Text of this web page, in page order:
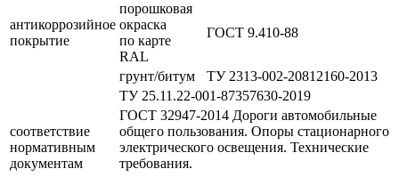
антикоррозийное
покрытие
порошковая
окраска
по карте
RAL
ГОСТ 9.410-88
грунт/битум ТУ 2313-002-20812160-2013
соответствие
нормативным
документам
ТУ 25.11.22-001-87357630-2019
ГОСТ 32947-2014 Дороги автомобильные
общего пользования. Опоры стационарного
электрического освещения. Технические
требования.